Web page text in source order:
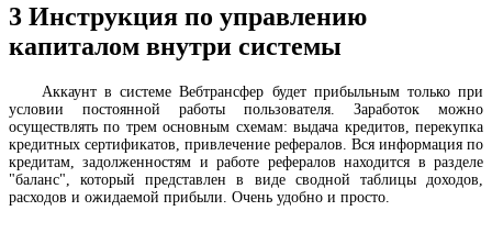
3 Инструкция по управлению
капиталом внутри системы
Аккаунт в системе Вебтрансфер будет прибыльным только при
условии постоянной работы пользователя. Заработок можно
осуществлять по трем основным схемам: выдача кредитов, перекупка
кредитных сертификатов, привлечение рефералов. Вся информация по
кредитам, задолженностям и работе рефералов находится в разделе
"баланс", который представлен в виде сводной таблицы доходов,
расходов и ожидаемой прибыли. Очень удобно и просто.